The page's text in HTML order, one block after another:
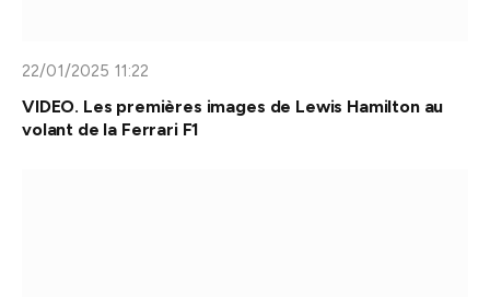
22/01/2025 11:22
VIDEO. Les premières images de Lewis Hamilton au
volant de la Ferrari F1